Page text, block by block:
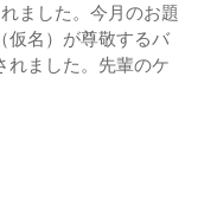
ました。今月のお題
仮名）が尊敬するバ
れました。先輩のケ